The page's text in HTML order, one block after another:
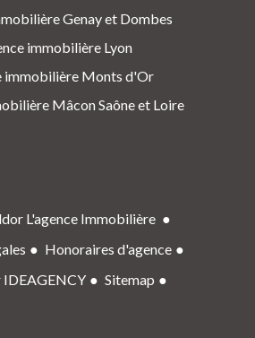
Genay et Dombes
immobilière Lyon
immobilière Monts d'Or
Mâcon Saône et Loire
L'agence Immobilière
Honoraires d'agence
IDEAGENCY
Sitemap